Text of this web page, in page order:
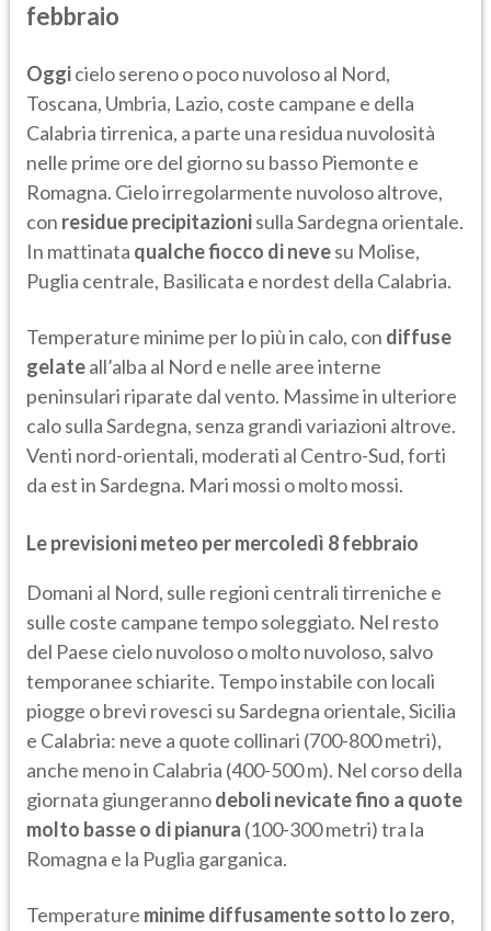
febbraio
Oggicielo sereno o poco nuvoloso al Nord,
Toscana, Umbria, Lazio, coste campane e della
Calabria tirrenica, a parte una residua nuvolosità
nelle prime ore del giorno su basso Piemonte e
Romagna. Cielo irregolarmente nuvoloso altrove,
con residue precipitazionisulla Sardegna orientale.
In mattinata qualche fiocco di nevesu Molise,
Puglia centrale, Basilicata e nordest della Calabria.
Temperature minime per lo più in calo, con diffuse
gelateall’alba al Nord e nelle aree interne
peninsulari riparate dal vento. Massime in ulteriore
calo sulla Sardegna, senza grandi variazioni altrove.
Venti nord-orientali, moderati al Centro-Sud, forti
da est in Sardegna. Mari mossi o molto mossi.
Le previsioni meteo per mercoledì 8 febbraio
Domani al Nord, sulle regioni centrali tirreniche e
sulle coste campane tempo soleggiato. Nel resto
del Paese cielo nuvoloso o molto nuvoloso, salvo
temporanee schiarite. Tempo instabile con locali
piogge o brevi rovesci su Sardegna orientale, Sicilia
e Calabria: neve a quote collinari (700-800 metri),
anche meno in Calabria (400-500 m). Nel corso della
giornata giungerannodeboli nevicate fino a quote
molto basse o di pianura (100-300 metri) tra la
Romagna e la Puglia garganica.
Temperature minime diffusamente sotto lo zero,